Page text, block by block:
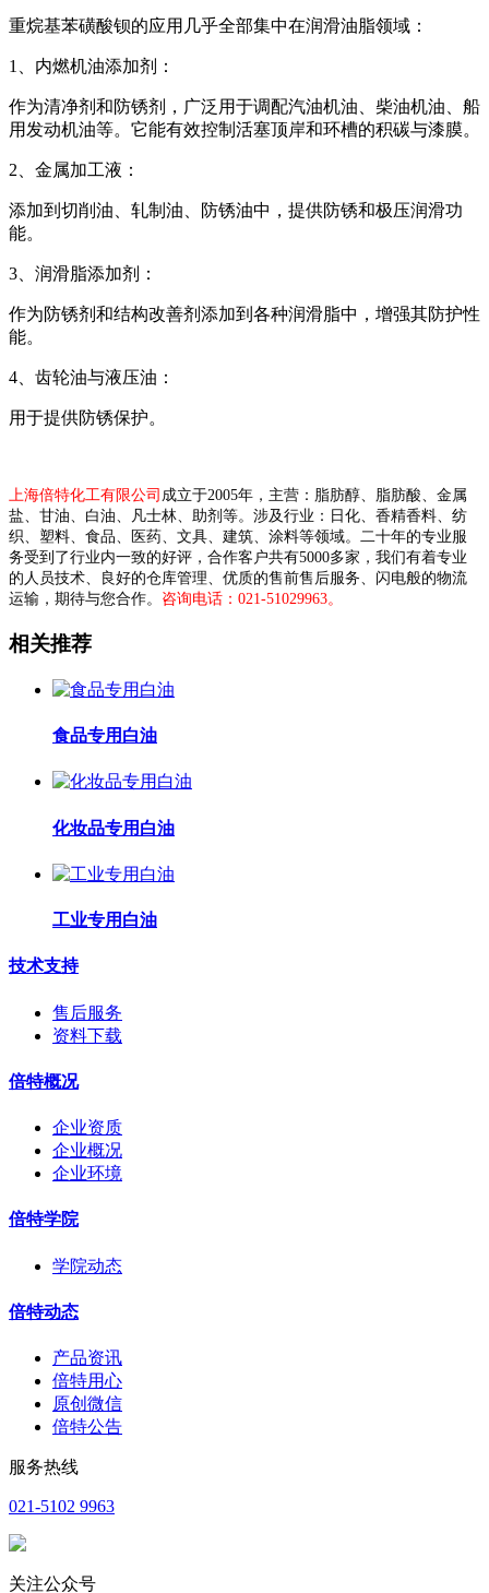
重烷基苯磺酸钡的应用几乎全部集中在润滑油脂领域：
1、内燃机油添加剂：
作为清净剂和防锈剂，广泛用于调配汽油机油、柴油机油、船
用发动机油等。它能有效控制活塞顶岸和环槽的积碳与漆膜。
2、金属加工液：
添加到切削油、轧制油、防锈油中，提供防锈和极压润滑功
能。
3、润滑脂添加剂：
作为防锈剂和结构改善剂添加到各种润滑脂中，增强其防护性
能。
4、齿轮油与液压油：
用于提供防锈保护。
上海倍特化工有限公司 成立于2005年，主营：脂肪醇、脂肪酸、金属
盐、甘油、白油、凡士林、助剂等。涉及行业：日化、香精香料、纺
织、塑料、食品、医药、文具、建筑、涂料等领域。二十年的专业服
务受到了行业内一致的好评，合作客户共有5000多家，我们有着专业
的人员技术、良好的仓库管理、优质的售前售后服务、闪电般的物流
运输，期待与您合作。 咨询电话：021-51029963。
相关推荐
食品专用白油
化妆品专用白油
工业专用白油
技术支持
售后服务
资料下载
倍特概况
企业资质
企业概况
企业环境
倍特学院
学院动态
倍特动态
产品资讯
倍特用心
原创微信
倍特公告
服务热线
021-5102 9963
关注公众号